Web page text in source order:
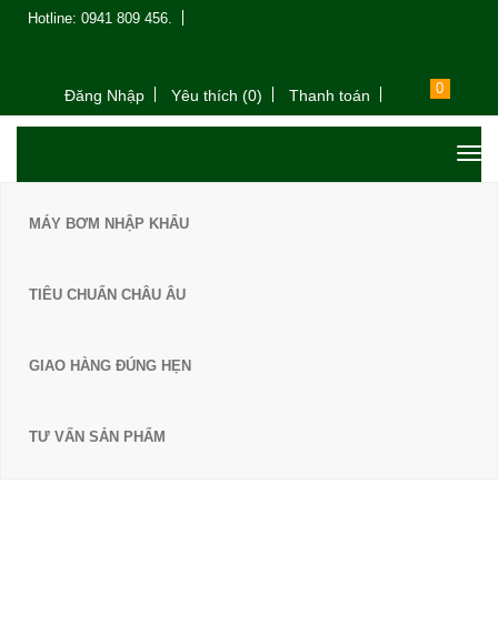
Hotline: 0941 809 456.
Đăng Nhập Yêu thích (0) Thanh toán 0
MÁY BƠM NHẬP KHẨU
TIÊU CHUẨN CHÂU ÂU
GIAO HÀNG ĐÚNG HẸN
TƯ VẤN SẢN PHẨM